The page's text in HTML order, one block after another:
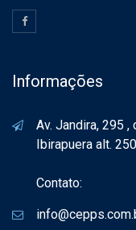
Informações
Av. Jandira, 295 ,
Ibirapuera alt.
Contato: